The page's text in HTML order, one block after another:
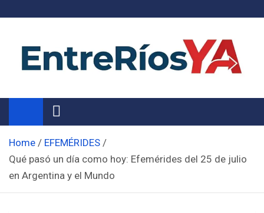
Noticias de Entre Ríos
Información de toda la provincia ahora
Home
EFEMÉRIDES
Qué pasó un día como hoy: Efemérides del 25 de julio
en Argentina y el Mundo